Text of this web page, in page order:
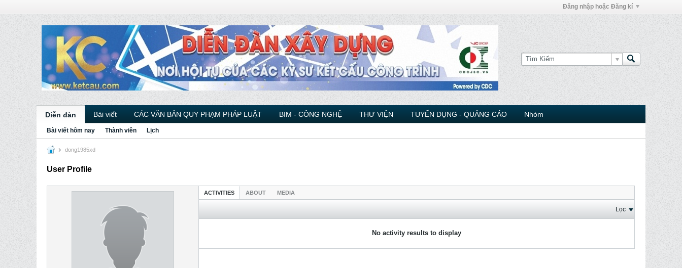
Đăng nhập hoặc Đăng kí
Diễn đàn Bài viết CÁC VĂN BẢN QUY PHẠM PHÁP LUẬT BIM - CÔNG NGHỆ THƯ VIỆN TUYỂN DỤNG - QUẢNG CÁO Nhóm
Bài viết hôm nay Thành viên Lịch
dong1985xd
User Profile
ACTIVITIES ABOUT MEDIA
Lọc
No activity results to display